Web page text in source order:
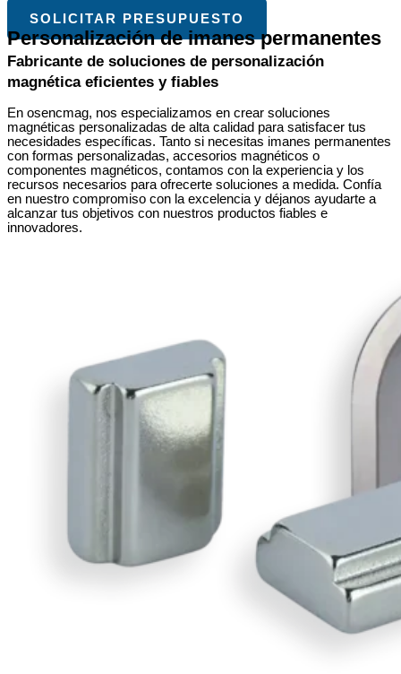
SOLICITAR PRESUPUESTO
Personalización de imanes permanentes
Fabricante de soluciones de personalización
magnética eficientes y fiables
En osencmag, nos especializamos en crear soluciones
magnéticas personalizadas de alta calidad para satisfacer tus
necesidades específicas. Tanto si necesitas imanes permanentes
con formas personalizadas, accesorios magnéticos o
componentes magnéticos, contamos con la experiencia y los
recursos necesarios para ofrecerte soluciones a medida. Confía
en nuestro compromiso con la excelencia y déjanos ayudarte a
alcanzar tus objetivos con nuestros productos fiables e
innovadores.